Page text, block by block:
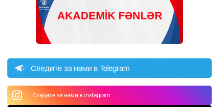
Следите за нами в Telegram
Следите за нами в Instagram